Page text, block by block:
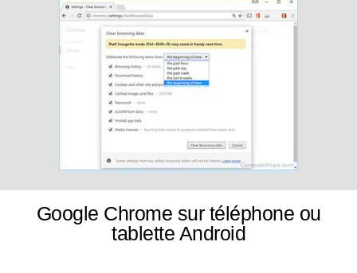
Google Chrome sur téléphone ou
tablette Android